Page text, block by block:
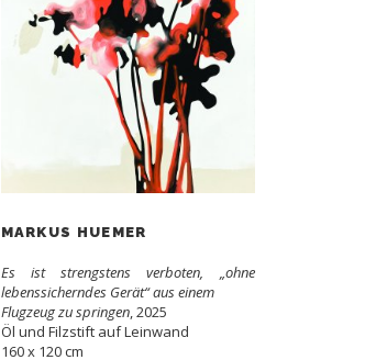
MARKUS HUEMER
Es ist strengstens verboten, „ohne
lebenssicherndes Gerät“ aus einem
Flugzeug zu springen, 2025
Öl und Filzstift auf Leinwand
160 x 120 cm